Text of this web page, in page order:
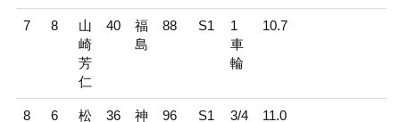
7 8
山
崎
芳
仁
40
福
島
88 S1
1
車
輪
10.7
8 6
松
36
神
96 S1
3/4
11.0